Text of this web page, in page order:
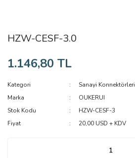
HZW-CESF-3.0
1.146,80 TL
Kategori
Sanayi Konnektörleri
Marka
OUKERUI
Stok Kodu
HZW-CESF-3
Fiyat
20,00 USD + KDV